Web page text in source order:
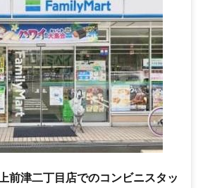
前津二丁目店でのコンビニスタッ